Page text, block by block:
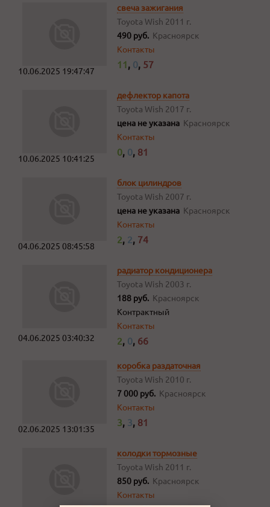
10.06.2025 19:47:47
свеча зажигания
Toyota Wish 2011 г.
490 руб. Красноярск
Контакты
11, 0, 57
10.06.2025 10:41:25
дефлектор капота
Toyota Wish 2017 г.
цена не указана Красноярск
Контакты
0, 0, 81
04.06.2025 08:45:58
блок цилиндров
Toyota Wish 2007 г.
цена не указана Красноярск
Контакты
2, 2, 74
04.06.2025 03:40:32
радиатор кондиционера
Toyota Wish 2003 г.
188 руб. Красноярск
Контрактный
Контакты
2, 0, 66
02.06.2025 13:01:35
коробка раздаточная
Toyota Wish 2010 г.
7 000 руб. Красноярск
Контакты
3, 3, 81
колодки тормозные
Toyota Wish 2011 г.
850 руб. Красноярск
Контакты